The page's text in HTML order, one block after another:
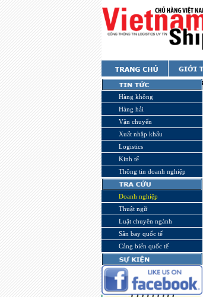
Hàng không
Hàng hải
Vận chuyển
Xuất nhập khẩu
Logistics
Kinh tế
Thông tin doanh nghiệp
Doanh nghiệp
Thuật ngữ
Luật chuyên ngành
Sân bay quốc tế
Cảng biển quốc tế